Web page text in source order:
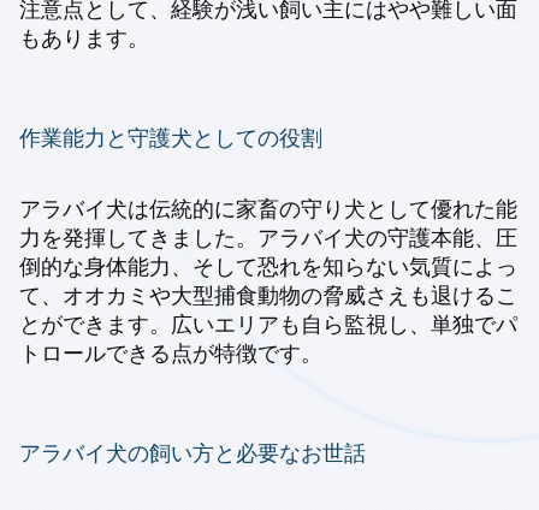
注意点として、経験が浅い飼い主にはやや難しい面
もあります。
作業能力と守護犬としての役割
アラバイ犬は伝統的に家畜の守り犬として優れた能
力を発揮してきました。アラバイ犬の守護本能、圧
倒的な身体能力、そして恐れを知らない気質によっ
て、オオカミや大型捕食動物の脅威さえも退けるこ
とができます。広いエリアも自ら監視し、単独でパ
トロールできる点が特徴です。
アラバイ犬の飼い方と必要なお世話